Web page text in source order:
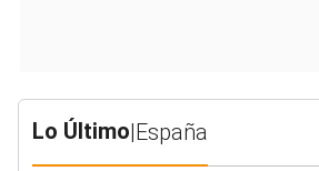
Lo Último|España